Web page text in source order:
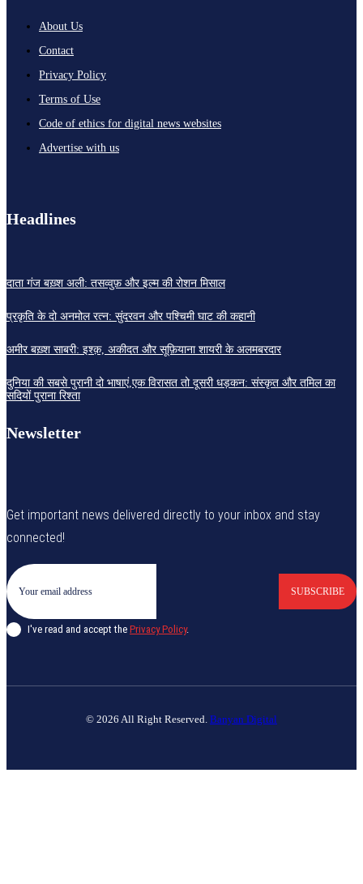
About Us
Contact
Privacy Policy
Terms of Use
Code of ethics for digital news websites
Advertise with us
Headlines
दाता गंज बख़्श अली: तसव्वुफ़ और इल्म की रोशन मिसाल
प्रकृति के दो अनमोल रत्न: सुंदरवन और पश्चिमी घाट की कहानी
अमीर बख़्श साबरी: इश्क़, अकीदत और सूफ़ियाना शायरी के अलमबरदार
दुनिया की सबसे पुरानी दो भाषाएं,एक विरासत तो दूसरी धड़कन: संस्कृत और तमिल का
सदियों पुराना रिश्ता
Newsletter
Get important news delivered directly to your inbox and stay
connected!
SUBSCRIBE
I've read and accept the Privacy Policy.
© 2026 All Right Reserved. Banyan Digital